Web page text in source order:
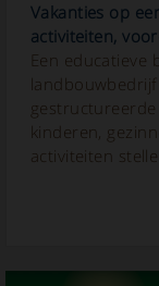
Vakanties op
activiteiten,
Een educatieve
kinderen,
activiteiten